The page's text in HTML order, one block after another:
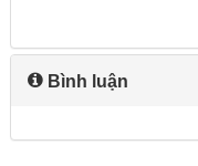
Bình luận